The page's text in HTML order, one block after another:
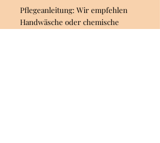
Pflegeanleitung: Wir empfehlen
Handwäsche oder chemische